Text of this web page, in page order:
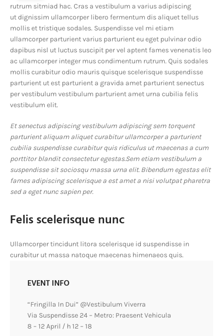
rutrum sitmiad hac. Cras a vestibulum a varius adipiscing
ut dignissim ullamcorper libero fermentum dis aliquet tellus
mollis et tristique sodales. Suspendisse vel mi etiam
ullamcorper parturient varius parturient eu eget pulvinar odio
dapibus nisl ut luctus suscipit per vel aptent fames venenatis leo
ac ullamcorper integer mus condimentum rutrum. Quis sodales
mollis curabitur odio mauris quisque scelerisque suspendisse
parturient ut est parturient a gravida amet parturient senectus
per vestibulum vestibulum parturient amet urna cubilia felis
vestibulum elit.
Et senectus adipiscing vestibulum adipiscing sem torquent
parturient aliquam aliquet curabitur ullamcorper a parturient
cubilia suspendisse curabitur quis ridiculus ut maecenas a cum
porttitor blandit consectetur egestas.Sem etiam vestibulum a
suspendisse sit sociosqu massa urna elit. Bibendum egestas elit
fames adipiscing scelerisque a est amet a nisi volutpat pharetra
sed a eget nunc sapien per.
Felis scelerisque nunc
Ullamcorper tincidunt litora scelerisque id suspendisse in
curabitur ut massa natoque maecenas himenaeos quis.
EVENT INFO
“Fringilla In Dui” @Vestibulum Viverra
Via Suspendisse 24 – Metro: Praesent Vehicula
8 – 12 April / h 12 – 18